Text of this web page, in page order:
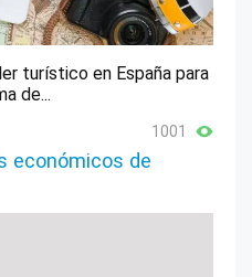
turístico en España para
de...
1001
económicos de